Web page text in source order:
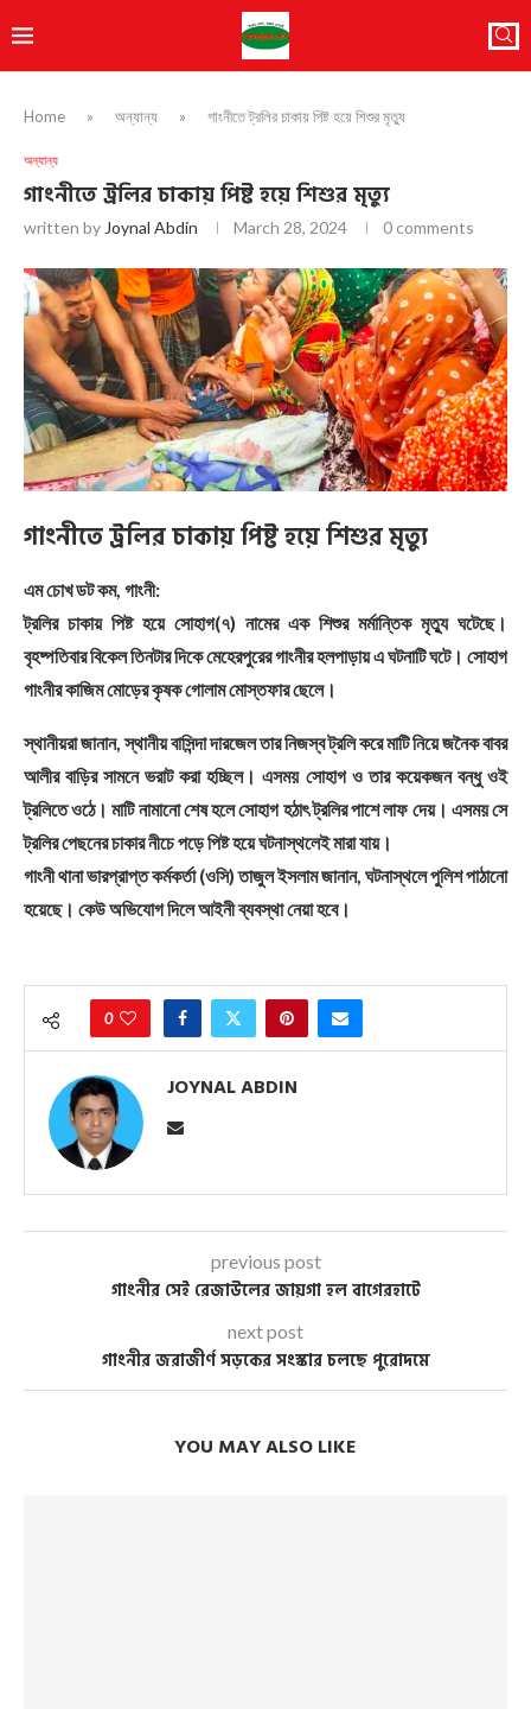
Home » অন্যান্য » গাংনীতে ট্রলির চাকায় পিষ্ট হয়ে শিশুর মৃত্যু
অন্যান্য
গাংনীতে ট্রলির চাকায় পিষ্ট হয়ে শিশুর মৃত্যু
written by Joynal Abdin March 28, 2024 0 comments
গাংনীতে ট্রলির চাকায় পিষ্ট হয়ে শিশুর মৃত্যু
এম চোখ ডট কম, গাংনী:
ট্রলির চাকায় পিষ্ট হয়ে সোহাগ(৭) নামের এক শিশুর মর্মান্তিক মৃত্যু ঘটেছে।
বৃহষ্পতিবার বিকেল তিনটার দিকে মেহেরপুরের গাংনীর হলপাড়ায় এ ঘটনাটি ঘটে। সোহাগ
গাংনীর কাজিম মোড়ের কৃষক গোলাম মোস্তফার ছেলে।
স্থানীয়রা জানান, স্থানীয় বাসিন্দা দারজেল তার নিজস্ব ট্রলি করে মাটি নিয়ে জনৈক বাবর
আলীর বাড়ির সামনে ভরাট করা হচ্ছিল। এসময় সোহাগ ও তার কয়েকজন বন্ধু ওই
ট্রলিতে ওঠে। মাটি নামানো শেষ হলে সোহাগ হঠাৎ ট্রলির পাশে লাফ দেয়। এসময় সে
ট্রলির পেছনের চাকার নীচে পড়ে পিষ্ট হয়ে ঘটনাস্থলেই মারা যায়।
গাংনী থানা ভারপ্রাপ্ত কর্মকর্তা (ওসি) তাজুল ইসলাম জানান, ঘটনাস্থলে পুলিশ পাঠানো
হয়েছে। কেউ অভিযোগ দিলে আইনী ব্যবস্থা নেয়া হবে।
0
JOYNAL ABDIN
previous post
গাংনীর সেই রেজাউলের জায়গা হল বাগেরহাটে
next post
গাংনীর জরাজীর্ণ সড়কের সংস্কার চলছে পুরোদমে
YOU MAY ALSO LIKE